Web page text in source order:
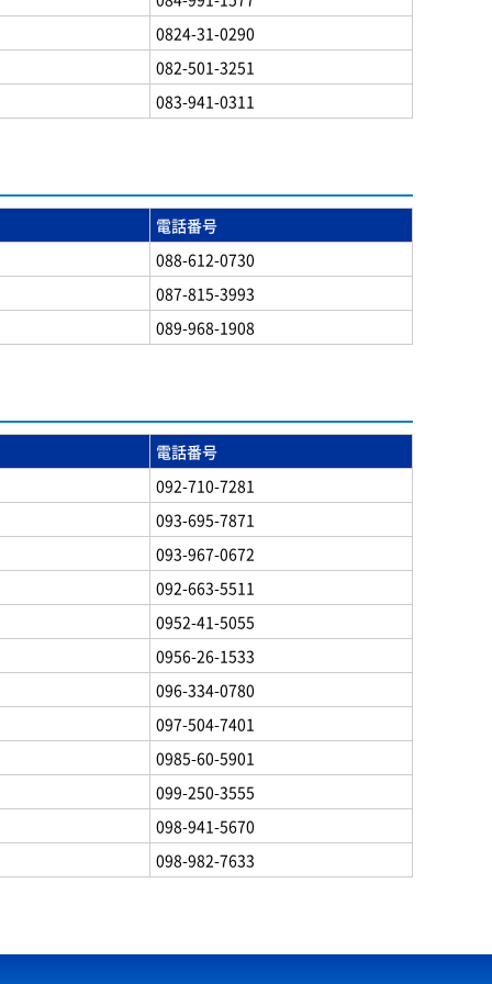
0824-31-0290
082-501-3251
083-941-0311
電話番号
088-612-0730
087-815-3993
089-968-1908
電話番号
092-710-7281
093-695-7871
093-967-0672
092-663-5511
0952-41-5055
0956-26-1533
096-334-0780
097-504-7401
0985-60-5901
099-250-3555
098-941-5670
098-982-7633